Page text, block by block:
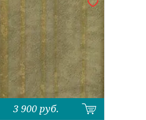
3 900 руб.